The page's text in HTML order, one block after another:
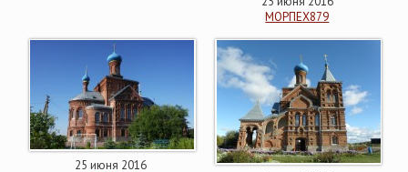
МОРПЕХ879
25 июня 2016